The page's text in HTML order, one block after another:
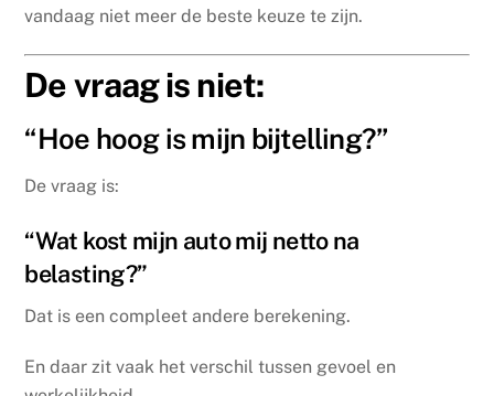
vandaag niet meer de beste keuze te zijn.
De vraag is niet:
“Hoe hoog is mijn bijtelling?”
De vraag is:
“Wat kost mijn auto mij netto na
belasting?”
Dat is een compleet andere berekening.
En daar zit vaak het verschil tussen gevoel en